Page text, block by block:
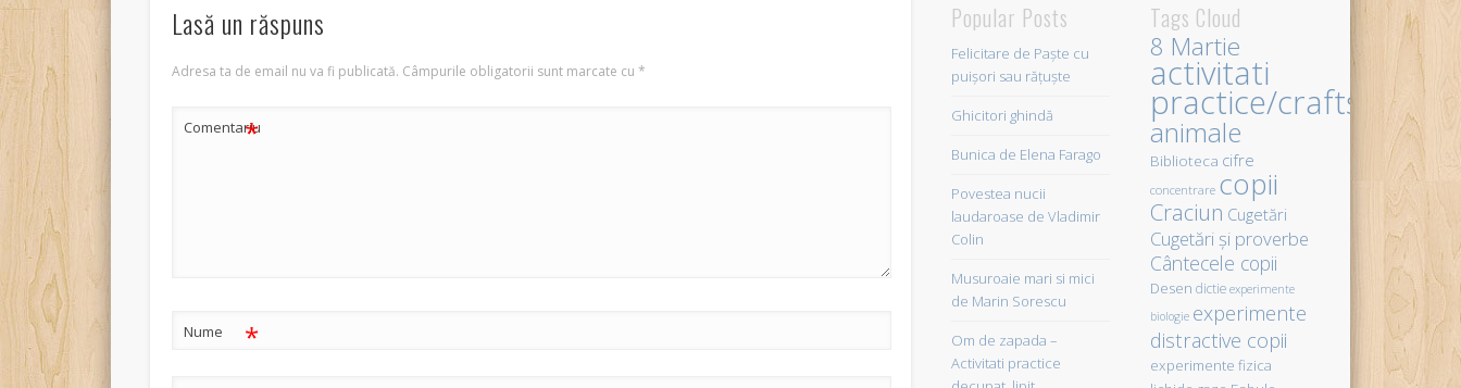
Lasă un răspuns
Adresa ta de email nu va fi publicată. Câmpurile obligatorii sunt marcate cu*
Comentariu
*
Nume *
Popular Posts
Felicitare de Paște cu
puișori sau rățuște
Ghicitori ghindă
Bunica de Elena Farago
Povestea nucii
laudaroase de Vladimir
Colin
Musuroaie mari si mici
de Marin Sorescu
Om de zapada –
Activitati practice
Tags Cloud
8 Martie
activitati
practice/crafts
animale
Biblioteca cifre
concentrare copii
Craciun Cugetări
Cugetări şi proverbe
Cântecele copii
Desen dictie experimente
biologie experimente
distractive copii
experimente fizica